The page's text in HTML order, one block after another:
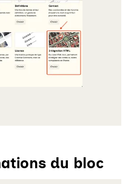
du bloc